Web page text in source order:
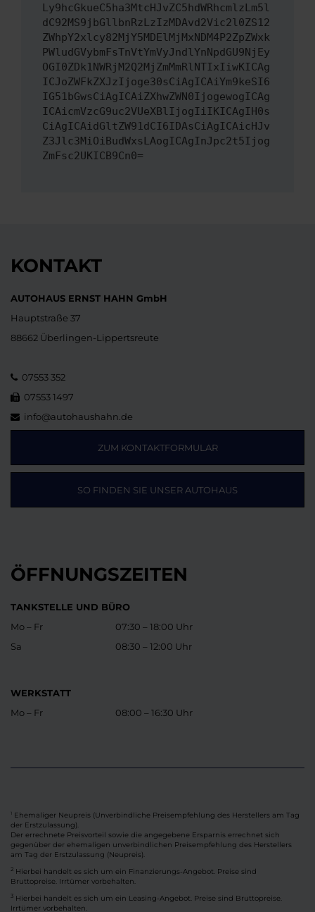
Ly9hcGkueC5ha3MtcHJvZC5hdWRhcmlzLm5l
dC92MS9jbGllbnRzLzIzMDAvd2Vic2l0ZS12
ZWhpY2xlcy82MjY5MDElMjMxNDM4P2ZpZWxk
PWludGVybmFsTnVtYmVyJndlYnNpdGU9NjEy
OGI0ZDk1NWRjM2Q2MjZmMmRlNTIxIiwKICAg
ICJoZWFkZXJzIjoge30sCiAgICAiYm9keSI6
IG51bGwsCiAgICAiZXhwZWN0IjogewogICAg
ICAicmVzcG9uc2VUeXBlIjogIiIKICAgIH0s
CiAgICAidGltZW91dCI6IDAsCiAgICAicHJv
Z3Jlc3MiOiBudWxsLAogICAgInJpc2t5Ijog
ZmFsc2UKICB9Cn0=
KONTAKT
AUTOHAUS ERNST HAHN GmbH
Hauptstraße 37
88662 Überlingen-Lippertsreute
07553 352
07553 1497
info@autohaushahn.de
ZUM KONTAKTFORMULAR
SO FINDEN SIE UNSER AUTOHAUS
ÖFFNUNGSZEITEN
TANKSTELLE UND BÜRO
Mo – Fr
Sa
07:30 – 18:00 Uhr
08:30 – 12:00 Uhr
WERKSTATT
Mo – Fr
08:00 – 16:30 Uhr
Ehemaliger Neupreis (Unverbindliche Preisempfehlung des Herstellers am Tag
der Erstzulassung).
Der errechnete Preisvorteil sowie die angegebene Ersparnis errechnet sich
gegenüber der ehemaligen unverbindlichen Preisempfehlung des Herstellers
am Tag der Erstzulassung (Neupreis).
2 Hierbei handelt es sich um ein Finanzierungs-Angebot. Preise sind
Bruttopreise. Irrtümer vorbehalten.
3 Hierbei handelt es sich um ein Leasing-Angebot. Preise sind Bruttopreise.
Irrtümer vorbehalten.